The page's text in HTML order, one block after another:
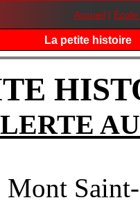
Accueil |
La petite histoire
Mont